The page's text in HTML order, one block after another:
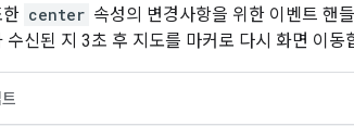
한 center 속성의 변경사항을 위한 이벤트 핸
수신된 지 3초 후 지도를 마커로 다시 화면 이동